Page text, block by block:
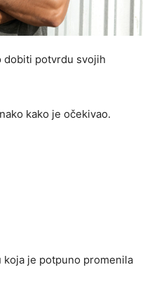
dobiti potvrdu svojih
kako je očekivao.
je potpuno promenila